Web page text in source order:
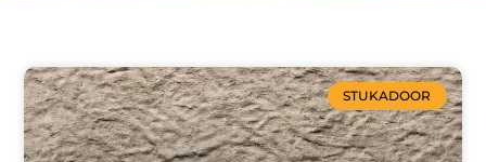
STUKADOOR